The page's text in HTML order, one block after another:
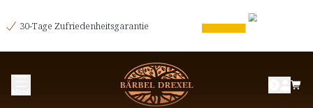
30-Tage Zufriedenheitsgarantie